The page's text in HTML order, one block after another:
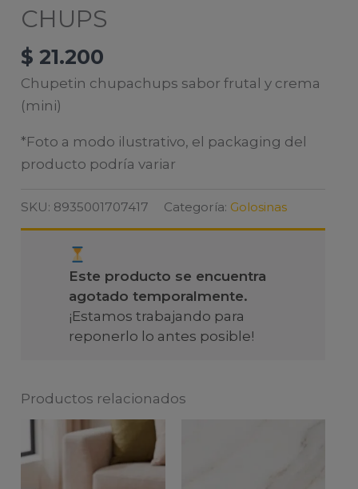
CHUPS
$ 21.200
Chupetin chupachups sabor frutal y crema
(mini)
*Foto a modo ilustrativo, el packaging del
producto podría variar
SKU: 8935001707417 Categoría: Golosinas
Este producto se encuentra
agotado temporalmente.
¡Estamos trabajando para
reponerlo lo antes posible!
Productos relacionados